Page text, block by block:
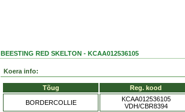
BEESTING RED SKELTON - KCAA012536105
Koera info:
Tõug Reg. kood
BORDERCOLLIE
KCAA012536105
VDH/CBR8394